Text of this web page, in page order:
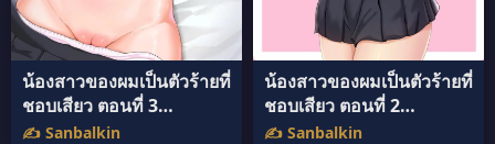
น้องสาวของผมเป็นตัวร้ายที่
ชอบเสียว ตอนที่ 3
[Sanbalkin] แปลไทย
✍️ Sanbalkin
น้องสาวของผมเป็นตัวร้ายที่
ชอบเสียว ตอนที่ 2
[Sanbalkin] แปลไทย
✍️ Sanbalkin